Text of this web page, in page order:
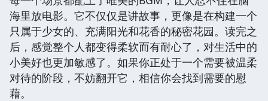
海里放电影。它不仅仅是讲故事，更像是在构建一个
只属于少女的、充满阳光和花香的秘密花园。读完之
后，感觉整个人都变得柔软而有耐心了，对生活中的
小美好也更加敏感了。如果你正处于一个需要被温柔
对待的阶段，不妨翻开它，相信你会找到需要的慰
藉。